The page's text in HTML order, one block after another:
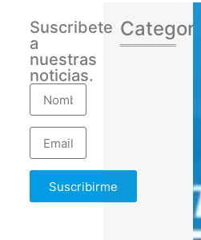
Suscribete
a
nuestras
noticias.
Suscribirme